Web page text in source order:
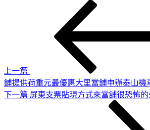
上一篇
鋪提供荷重元最優惠大里當鋪申辦泰山機
下
下一篇 屏東支票貼現方式來當舖很恐怖